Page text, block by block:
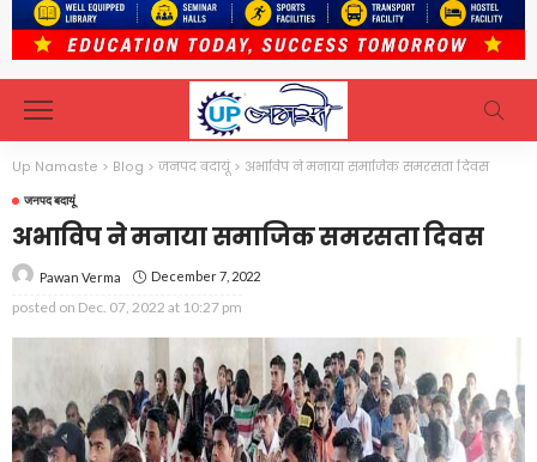
Up Namaste > Blog > जनपद बदायूं> अभाविप ने मनाया समाजिक समरसता दिवस
जनपद बदायूं
अभाविप ने मनाया समाजिक समरसता दिवस
Pawan Verma December 7, 2022
posted on Dec. 07, 2022 at 10:27 pm